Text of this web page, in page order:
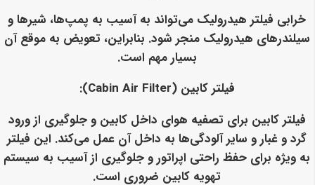
خرابی فیلتر هیدرولیک می‌تواند به آسیب به پمپ‌ها، شیرها و
سیلندرهای هیدرولیک منجر شود. بنابراین، تعویض به موقع آن
بسیار مهم است.
فیلتر کابین (Cabin Air Filter):
فیلتر کابین برای تصفیه هوای داخل کابین و جلوگیری از ورود
گرد و غبار و سایر آلودگی‌ها به داخل آن عمل می‌کند. این فیلتر
به ویژه برای حفظ راحتی اپراتور و جلوگیری از آسیب به سیستم
تهویه کابین ضروری است.